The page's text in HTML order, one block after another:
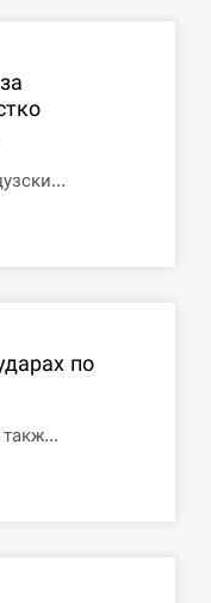
по Харькову,
по